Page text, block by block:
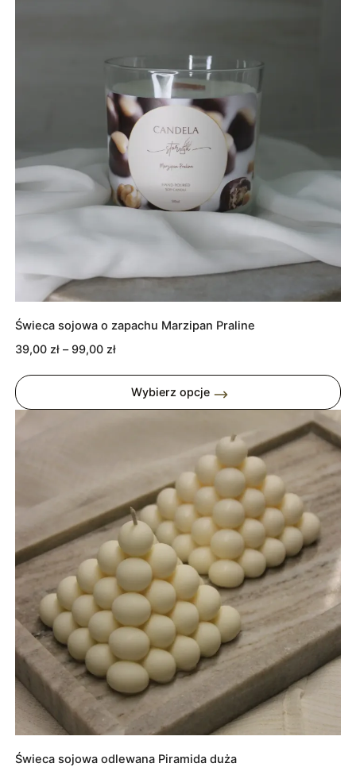
Świeca sojowa o zapachu Marzipan Praline
39,00 zł – 99,00 złZakres
Wybierz opcje
Świeca sojowa odlewana Piramida duża